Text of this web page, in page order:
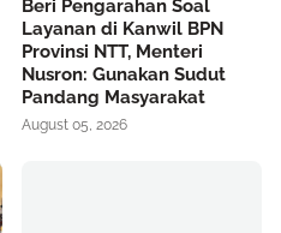
Beri Pengarahan Soal
Layanan di Kanwil BPN
Provinsi NTT, Menteri
Nusron: Gunakan Sudut
Pandang Masyarakat
August 05, 2026